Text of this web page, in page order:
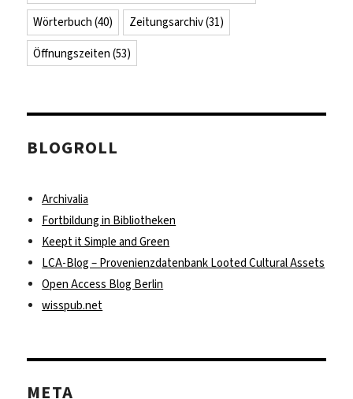
Wörterbuch (40) Zeitungsarchiv(31)
Öffnungszeiten (53)
BLOGROLL
Archivalia
Fortbildung in Bibliotheken
Keept it Simple and Green
LCA-Blog – Provenienzdatenbank Looted Cultural Assets
Open Access Blog Berlin
wisspub.net
META